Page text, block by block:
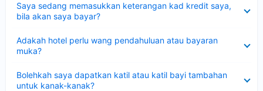
Saya sedang memasukkan keterangan kad kredit saya,
bila akan saya bayar?
Adakah hotel perlu wang pendahuluan atau bayaran
muka?
Bolehkah saya dapatkan katil atau katil bayi tambahan
untuk kanak-kanak?